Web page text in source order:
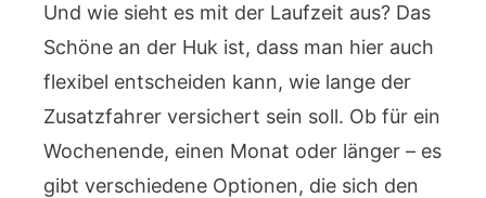
Und wie sieht es mit der Laufzeit aus? Das
Schöne an der Huk ist, dass man hier auch
flexibel entscheiden kann, wie lange der
Zusatzfahrer versichert sein soll. Ob für ein
Wochenende, einen Monat oder länger – es
gibt verschiedene Optionen, die sich den